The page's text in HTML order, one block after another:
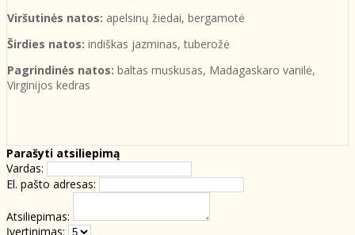
Viršutinės natos: apelsinų žiedai, bergamotė
Širdies natos: indiškas jazminas, tuberožė
Pagrindinės natos: baltas muskusas, Madagaskaro vanilė,
Virginijos kedras
Parašyti atsiliepimą
Vardas:
El. pašto adresas:
Atsiliepimas:
Įvertinimas: